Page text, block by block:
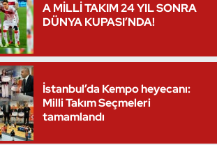
A MİLLİ TAKIM 24 YIL SONRA
DÜNYA KUPASI’NDA!
İstanbul’da Kempo heyecanı:
Milli Takım Seçmeleri
tamamlandı